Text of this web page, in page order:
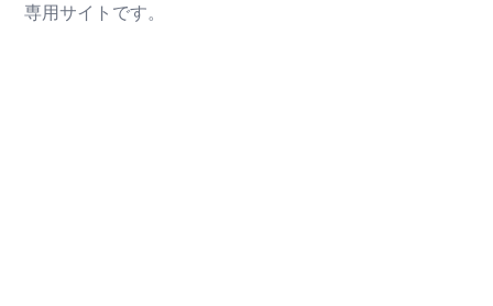
専用サイトです。